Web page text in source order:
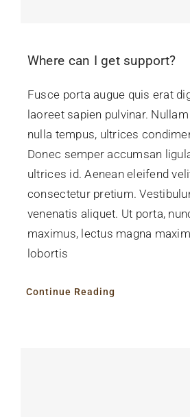
Where can I get support?
Fusce porta augue quis erat
laoreet sapien pulvinar.
nulla tempus, ultrices
Donec semper accumsan
ultrices id. Aenean eleifend
consectetur pretium.
venenatis aliquet. Ut porta,
maximus, lectus magna
lobortis
Continue Reading